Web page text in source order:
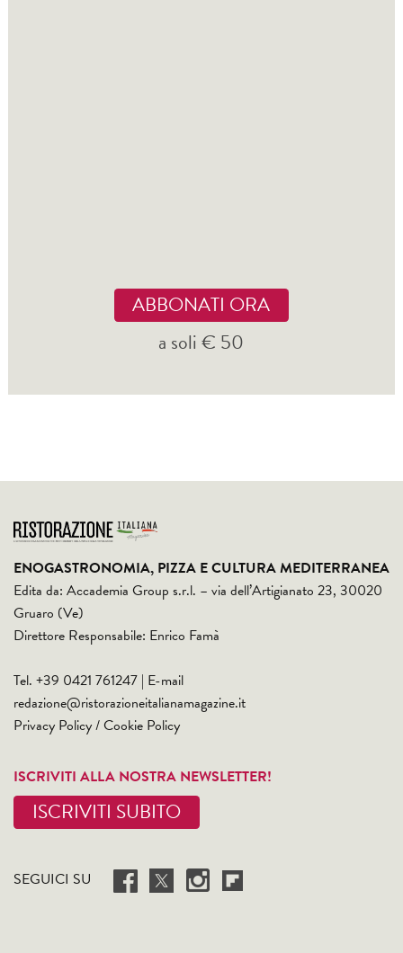
ABBONATI ORA
a soli € 50
ENOGASTRONOMIA, PIZZA E CULTURA MEDITERRANEA
Edita da: Accademia Group s.r.l. – via dell’Artigianato 23, 30020
Gruaro (Ve)
Direttore Responsabile: Enrico Famà
Tel. +39 0421 761247 | E-mail
redazione@ristorazioneitalianamagazine.it
Privacy Policy/Cookie Policy
ISCRIVITI ALLA NOSTRA NEWSLETTER!
ISCRIVITI SUBITO
SEGUICI SU